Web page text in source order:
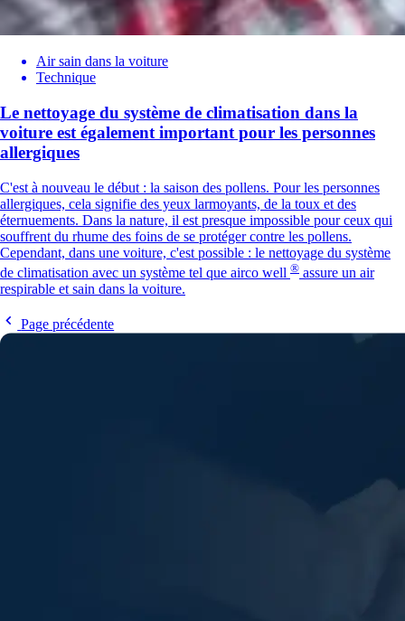
Air sain dans la voiture
Technique
Le nettoyage du système de climatisation dans la
voiture est également important pour les personnes
allergiques
C'est à nouveau le début : la saison des pollens. Pour les personnes
allergiques, cela signifie des yeux larmoyants, de la toux et des
éternuements. Dans la nature, il est presque impossible pour ceux qui
souffrent du rhume des foins de se protéger contre les pollens.
Cependant, dans une voiture, c'est possible : le nettoyage du système
de climatisation avec un système tel que airco well ® assure un air
respirable et sain dans la voiture.
Page précédente